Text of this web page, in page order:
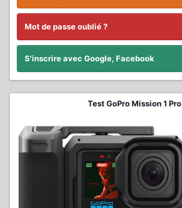
Mot de passe oublié ?
S'inscrire avec Google, Facebook
Test GoPro Mission 1 Pro